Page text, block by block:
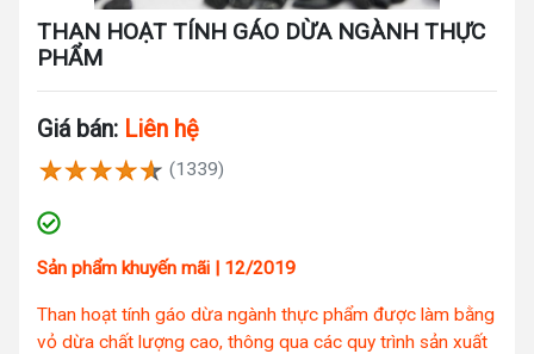
THAN HOẠT TÍNH GÁO DỪA NGÀNH THỰC
PHẨM
Giá bán: Liên hệ
(1339)
Sản phẩm khuyến mãi | 12/2019
Than hoạt tính gáo dừa ngành thực phẩm được làm bằng
vỏ dừa chất lượng cao, thông qua các quy trình sản xuất